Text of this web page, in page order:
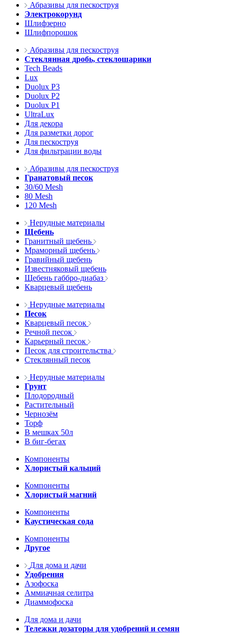
Абразивы для пескоструя
Электрокорунд
Шлифзерно
Шлифпорошок
Абразивы для пескоструя
Стеклянная дробь, стеклошарики
Tech Beads
Lux
Duolux P3
Duolux P2
Duolux P1
UltraLux
Для декора
Для разметки дорог
Для пескоструя
Для фильтрации воды
Абразивы для пескоструя
Гранатовый песок
30/60 Mesh
80 Mesh
120 Mesh
Нерудные материалы
Щебень
Гранитный щебень
Мраморный щебень
Гравийный щебень
Известняковый щебень
Щебень габбро-диабаз
Кварцевый щебень
Нерудные материалы
Песок
Кварцевый песок
Речной песок
Карьерный песок
Песок для строительства
Стеклянный песок
Нерудные материалы
Грунт
Плодородный
Растительный
Чернозём
Торф
В мешках 50л
В биг-бегах
Компоненты
Хлористый кальций
Компоненты
Хлористый магний
Компоненты
Каустическая сода
Компоненты
Другое
Для дома и дачи
Удобрения
Азофоска
Аммиачная селитра
Диаммофоска
Для дома и дачи
Тележки дозаторы для удобрений и семян